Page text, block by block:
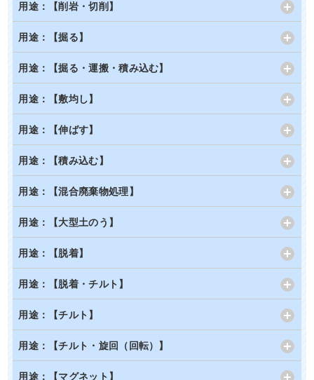
用途：【削岩・切削】
用途：【掘る】
用途：【掘る・運搬・積み込む】
用途：【敷均し】
用途：【伸ばす】
用途：【積み込む】
用途：【混合廃棄物処理】
用途：【大型土のう】
用途：【脱着】
用途：【脱着・チルト】
用途：【チルト】
用途：【チルト・旋回（回転）】
用途：【マグネット】